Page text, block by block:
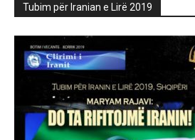
Tubim për Iranian e Lirë 2019